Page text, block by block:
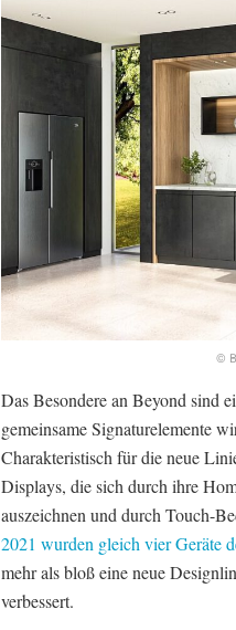
©
Das Besondere an Beyond sind
gemeinsame Signaturelemente
Charakteristisch für die neue
Displays, die sich durch ihre
auszeichnen und durch Touch-
2021 wurden gleich vier Geräte
mehr als bloß eine neue
verbessert.